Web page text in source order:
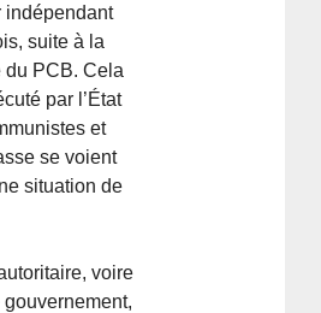
indépendant
suite à la
du PCB. Cela
par l’État
et
se voient
situation de
voire